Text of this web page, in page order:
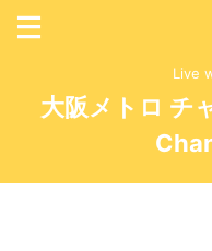
Live
大阪メトロ チ